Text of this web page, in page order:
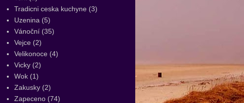
Tradicni ceska kuchyne (3)
Uzenina (5)
Vánoční (35)
Vejce (2)
Velikonoce (4)
Vicky (2)
Wok (1)
Zakusky (2)
Zapeceno (74)